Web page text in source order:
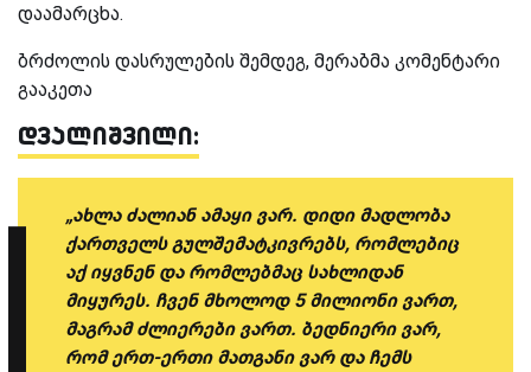
დაამარცხა.
ბრძოლის დასრულების შემდეგ, მერაბმა კომენტარი
გააკეთა
დვალიშვილი:
„ახლა ძალიან ამაყი ვარ. დიდი მადლობა
ქართველს გულშემატკივრებს, რომლებიც
აქ იყვნენ და რომლებმაც სახლიდან
მიყურეს. ჩვენ მხოლოდ 5 მილიონი ვართ,
მაგრამ ძლიერები ვართ. ბედნიერი ვარ,
რომ ერთ-ერთი მათგანი ვარ და ჩემს